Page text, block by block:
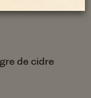
de cidre